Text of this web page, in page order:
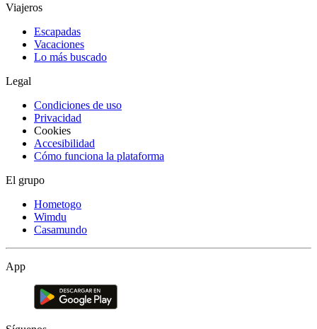
Viajeros
Escapadas
Vacaciones
Lo más buscado
Legal
Condiciones de uso
Privacidad
Cookies
Accesibilidad
Cómo funciona la plataforma
El grupo
Hometogo
Wimdu
Casamundo
App